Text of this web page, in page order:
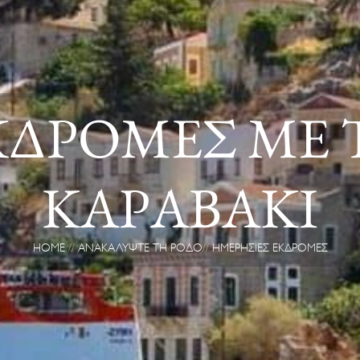
ΜΕ
ΚΑΡΑΒΆΚΙ
HOME ΑΝΑΚΑΛΎΨΤΕ ΤΗ ΡΌΔΟ ΗΜΕΡΉΣΙΕΣ ΕΚΔΡΟΜΈΣ